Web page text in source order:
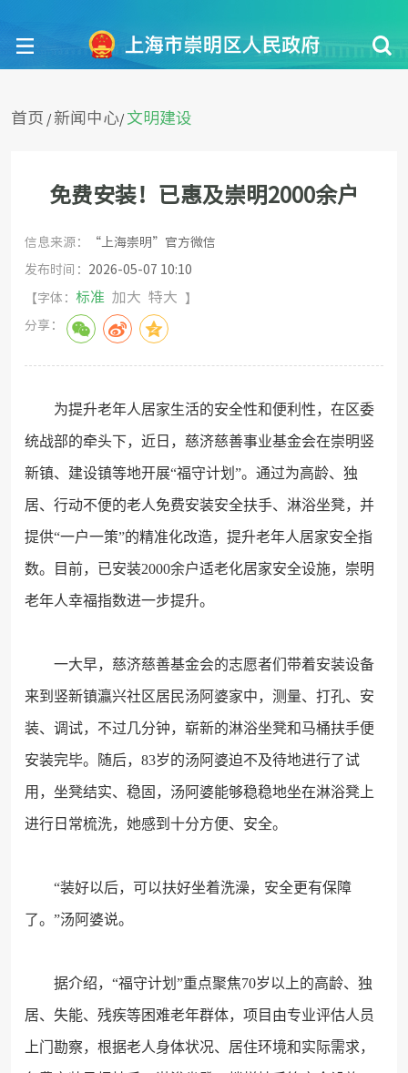
首页 /新闻中心/文明建设
免费安装！已惠及崇明2000余户
信息来源：
“上海崇明”官方微信
发布时间： 2026-05-07 10:10
【字体： 标准 加大 特大 】
分享：
为提升老年人居家生活的安全性和便利性，在区委
统战部的牵头下，近日，慈济慈善事业基金会在崇明竖
新镇、建设镇等地开展“福守计划”。通过为高龄、独
居、行动不便的老人免费安装安全扶手、淋浴坐凳，并
提供“一户一策”的精准化改造，提升老年人居家安全指
数。目前，已安装2000余户适老化居家安全设施，崇明
老年人幸福指数进一步提升。
一大早，慈济慈善基金会的志愿者们带着安装设备
来到竖新镇瀛兴社区居民汤阿婆家中，测量、打孔、安
装、调试，不过几分钟，崭新的淋浴坐凳和马桶扶手便
安装完毕。随后，83岁的汤阿婆迫不及待地进行了试
用，坐凳结实、稳固，汤阿婆能够稳稳地坐在淋浴凳上
进行日常梳洗，她感到十分方便、安全。
“装好以后，可以扶好坐着洗澡，安全更有保障
了。”汤阿婆说。
据介绍，“福守计划”重点聚焦70岁以上的高龄、独
居、失能、残疾等困难老年群体，项目由专业评估人员
上门勘察，根据老人身体状况、居住环境和实际需求，